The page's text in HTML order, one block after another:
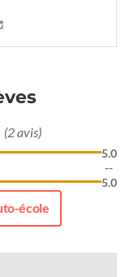
(2 avis)
5.0
--
5.0
école